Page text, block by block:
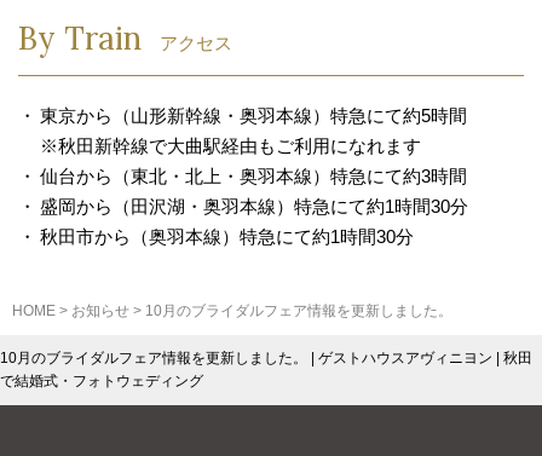
10月のブライダルフェア情報を更新しました。 | ゲストハウスアヴィニヨン | 秋田
で結婚式・フォトウェディング
By Train アクセス
東京から（山形新幹線・奥羽本線）特急にて約5時間
※秋田新幹線で大曲駅経由もご利用になれます
仙台から（東北・北上・奥羽本線）特急にて約3時間
盛岡から（田沢湖・奥羽本線）特急にて約1時間30分
秋田市から（奥羽本線）特急にて約1時間30分
HOME > お知らせ > 10月のブライダルフェア情報を更新しました。